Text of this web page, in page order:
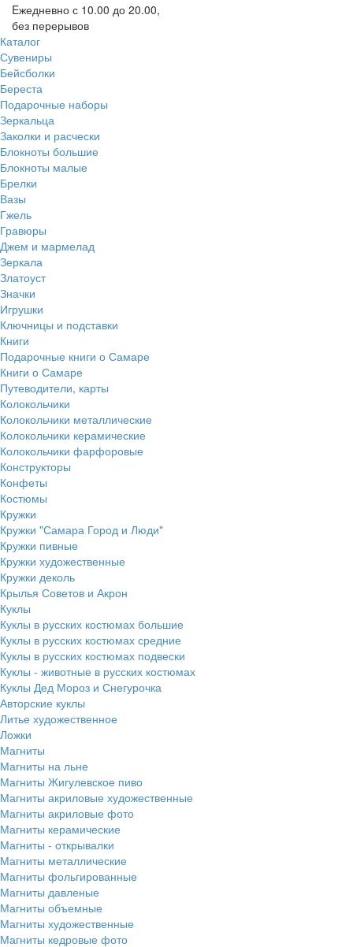
Eжедневно с 10.00 до 20.00,
без перерывов
Каталог
Сувениры
Бейсболки
Береста
Подарочные наборы
Зеркальца
Заколки и расчески
Блокноты большие
Блокноты малые
Брелки
Вазы
Гжель
Гравюры
Джем и мармелад
Зеркала
Златоуст
Значки
Игрушки
Ключницы и подставки
Книги
Подарочные книги о Самаре
Книги о Самаре
Путеводители, карты
Колокольчики
Колокольчики металлические
Колокольчики керамические
Колокольчики фарфоровые
Конструкторы
Конфеты
Костюмы
Кружки
Кружки "Самара Город и Люди"
Кружки пивные
Кружки художественные
Кружки деколь
Крылья Советов и Акрон
Куклы
Куклы в русских костюмах большие
Куклы в русских костюмах средние
Куклы в русских костюмах подвески
Куклы - животные в русских костюмах
Куклы Дед Мороз и Снегурочка
Авторские куклы
Литье художественное
Ложки
Магниты
Магниты на льне
Магниты Жигулевское пиво
Магниты акриловые художественные
Магниты акриловые фото
Магниты керамические
Магниты - открывалки
Магниты металлические
Магниты фольгированные
Магниты давленые
Магниты объемные
Магниты художественные
Магниты кедровые фото